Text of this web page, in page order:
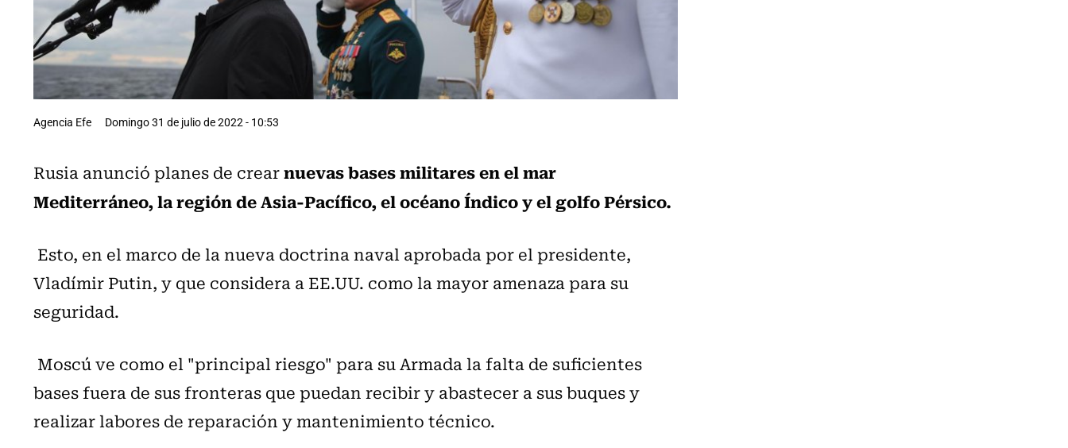
Agencia Efe Domingo 31 de julio de 2022 - 10:53
Rusia anunció planes de crearnuevas bases militares en el mar
Mediterráneo, la región de Asia-Pacífico, el océano Índico y el golfo Pérsico.
Esto, en el marco de la nueva doctrina naval aprobada por el presidente,
Vladímir Putin, y que considera a EE.UU. como la mayor amenaza para su
seguridad.
Moscú ve como el "principal riesgo" para su Armada la falta de suficientes
bases fuera de sus fronteras que puedan recibir y abastecer a sus buques y
realizar labores de reparación y mantenimiento técnico.